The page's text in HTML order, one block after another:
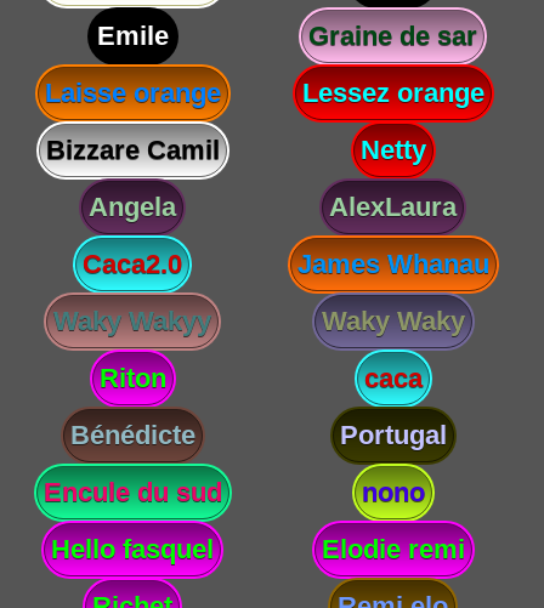
Emile
Graine de sar
Laisse orange
Lessez orange
Bizzare Camil
Netty
Angela
AlexLaura
Caca2.0
James Whanau
Waky Wakyy
Waky Waky
Riton
caca
Bénédicte
Portugal
Encule du sud
nono
Hello fasquel
Elodie remi